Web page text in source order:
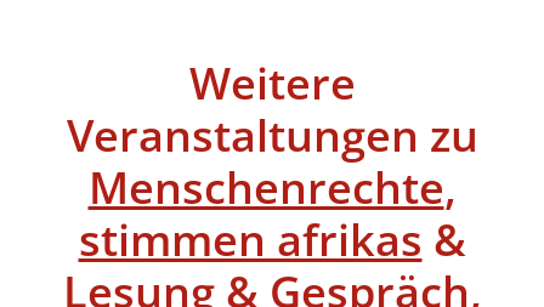
Weitere
Veranstaltungen zu
Menschenrechte,
stimmen afrikas &
Lesung & Gespräch,